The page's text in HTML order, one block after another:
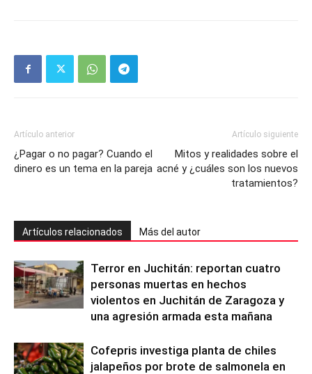
Artículo anterior
¿Pagar o no pagar? Cuando el
dinero es un tema en la pareja
Artículo siguiente
Mitos y realidades sobre el
acné y ¿cuáles son los nuevos
tratamientos?
Artículos relacionados Más del autor
Terror en Juchitán: reportan cuatro
personas muertas en hechos
violentos en Juchitán de Zaragoza y
una agresión armada esta mañana
Cofepris investiga planta de chiles
jalapeños por brote de salmonela en